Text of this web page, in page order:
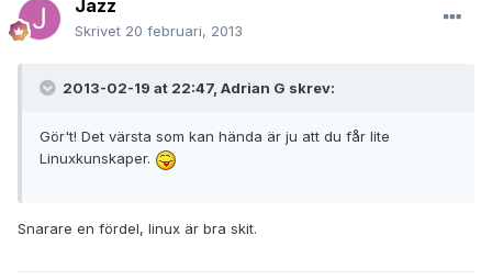
Jazz
Skrivet 20 februari, 2013
2013-02-19 at 22:47, Adrian G skrev:
Gör't! Det värsta som kan hända är ju att du får lite
Linuxkunskaper.
Snarare en fördel, linux är bra skit.